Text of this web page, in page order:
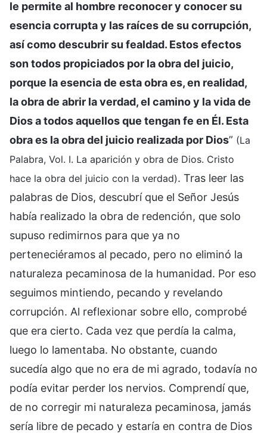
le permite al hombre reconocer y conocer su
esencia corrupta y las raíces de su corrupción,
así como descubrir su fealdad. Estos efectos
son todos propiciados por la obra del juicio,
porque la esencia de esta obra es, en realidad,
la obra de abrir la verdad, el camino y la vida de
Dios a todos aquellos que tengan fe en Él. Esta
obra es la obra del juicio realizada por Dios” (La
Palabra, Vol. I. La aparición y obra de Dios. Cristo
hace la obra del juicio con la verdad). Tras leer las
palabras de Dios, descubrí que el Señor Jesús
había realizado la obra de redención, que solo
supuso redimirnos para que ya no
perteneciéramos al pecado, pero no eliminó la
naturaleza pecaminosa de la humanidad. Por eso
seguimos mintiendo, pecando y revelando
corrupción. Al reflexionar sobre ello, comprobé
que era cierto. Cada vez que perdía la calma,
luego lo lamentaba. No obstante, cuando
sucedía algo que no era de mi agrado, todavía no
podía evitar perder los nervios. Comprendí que,
de no corregir mi naturaleza pecaminosa, jamás
sería libre de pecado y estaría en contra de Dios